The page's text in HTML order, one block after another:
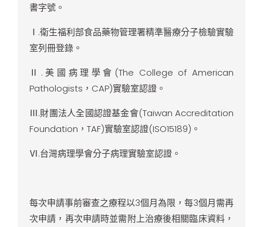
書字號。
Ⅰ.衛生福利部食品藥物管理署精準醫療分子檢驗實驗
室列冊登錄。
Ⅱ.美國病理學會(The College of American
Pathologists，CAP)實驗室認證。
Ⅲ.財團法人全國認證基金會(Taiwan Accreditation
Foundation，TAF)實驗室認證(ISO15189)。
Ⅵ.台灣病理學會分子病理實驗室認證。
每次申請事前審查之療程以3個月為限，每3個月需再
次申請，再次申請時並需附上治療後相關臨床資料，